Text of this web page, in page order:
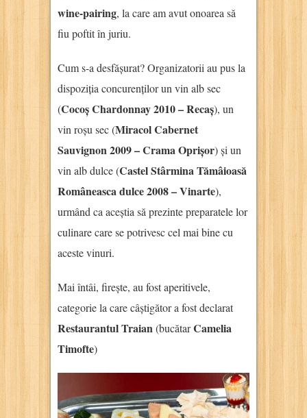
wine-pairing, la care am avut onoarea să
fiu poftit în juriu.
Cum s-a desfășurat? Organizatorii au pus la
dispoziția concurenților un vin alb sec
(Cocoș Chardonnay 2010 – Recaș), un
vin roșu sec (Miracol Cabernet
Sauvignon 2009 – Crama Oprișor) și un
vin alb dulce (Castel Stârmina Tămâioasă
Româneasca dulce 2008 – Vinarte),
urmând ca aceștia să prezinte preparatele lor
culinare care se potrivesc cel mai bine cu
aceste vinuri.
Mai întâi, firește, au fost aperitivele,
categorie la care câștigător a fost declarat
Restaurantul Traian(bucătarCamelia
Timofte)